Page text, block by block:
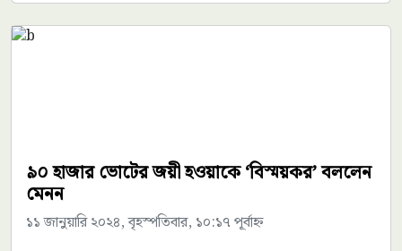
৯০ হাজার ভোটের জয়ী হওয়াকে ‘বিস্ময়কর’ বললেন
মেনন
১১ জানুয়ারি ২০২৪, বৃহস্পতিবার, ১০:১৭ পূর্বাহ্ন